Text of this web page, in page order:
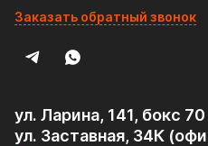
Заказать обратный звонок
ул. Ларина, 141, бокс
ул. Заставная, 34К